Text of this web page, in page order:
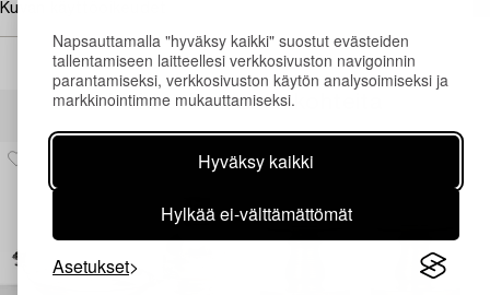
Napsauttamalla "hyväksy kaikki" suostut evästeiden
tallentamiseen laitteellesi verkkosivuston navigoinnin
parantamiseksi, verkkosivuston käytön analysoimiseksi ja
markkinointimme mukauttamiseksi.
Hyväksy kaikki
Hylkää ei-välttämättömät
Asetukset
Kuvan käyttöoikeudet
Muiden katsomia kohteita